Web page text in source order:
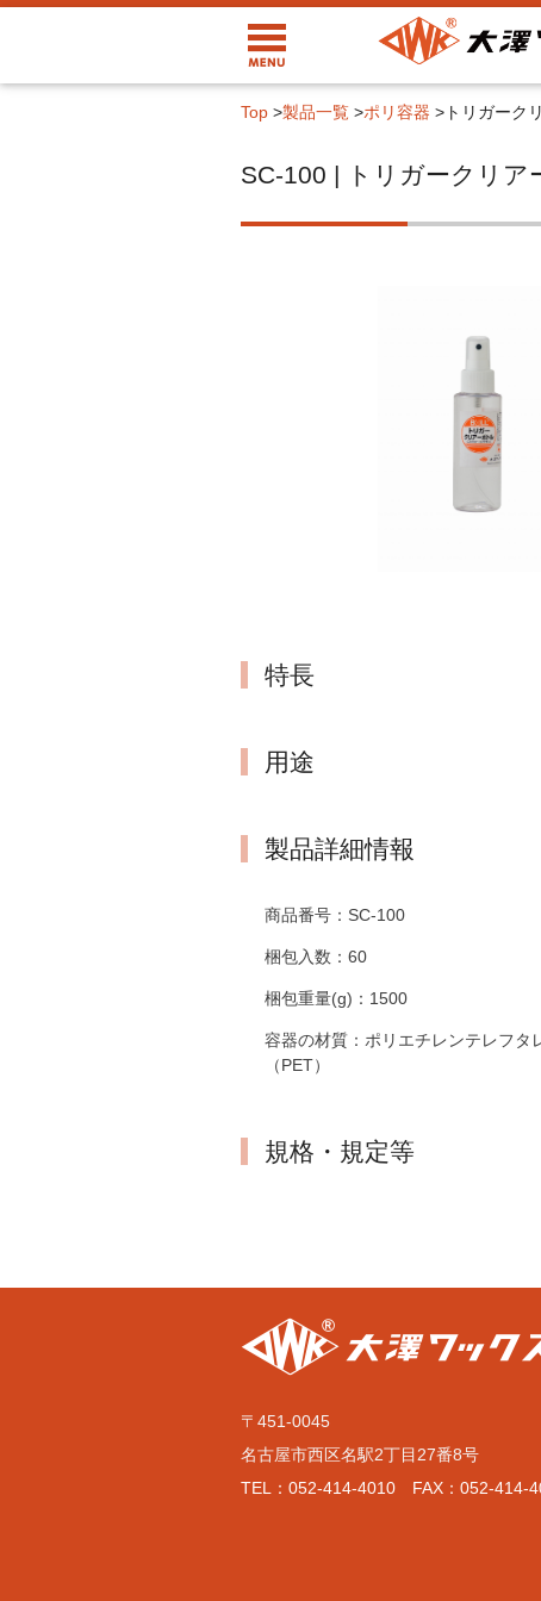
Top >製品一覧 >ポリ容器 >トリガーク
SC-100 | トリガークリ
特長
用途
製品詳細情報
商品番号： SC-100
梱包入数： 60
梱包重量(g)： 1500
容器の材質： ポリエチレンテレフタ
（PET）
規格・規定等
〒451-0045
名古屋市西区名駅2丁目27番8号
TEL：052-414-4010 FAX：052-414-